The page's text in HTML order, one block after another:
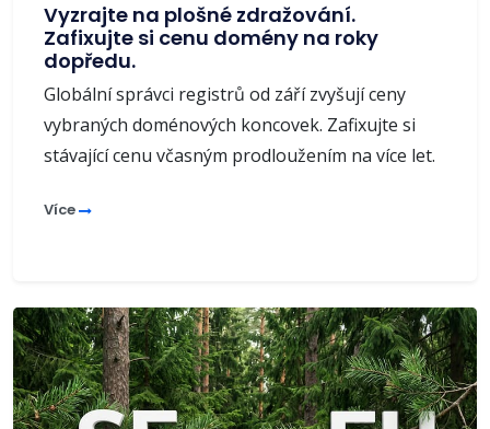
Vyzrajte na plošné zdražování.
Zafixujte si cenu domény na roky
dopředu.
Globální správci registrů od září zvyšují ceny
vybraných doménových koncovek. Zafixujte si
stávající cenu včasným prodloužením na více let.
Více